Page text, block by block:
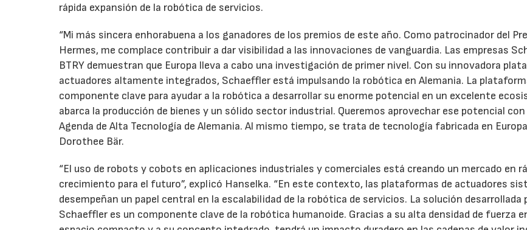
rápida expansión de la robótica de servicios.
“Mi más sincera enhorabuena a los ganadores de los premios de este año. Como patrocinador del
Hermes, me complace contribuir a dar visibilidad a las innovaciones de vanguardia. Las empresas
BTRY demuestran que Europa lleva a cabo una investigación de primer nivel. Con su innovadora
actuadores altamente integrados, Schaeffler está impulsando la robótica en Alemania. La
componente clave para ayudar a la robótica a desarrollar su enorme potencial en un excelente
abarca la producción de bienes y un sólido sector industrial. Queremos aprovechar ese potencial
Agenda de Alta Tecnología de Alemania. Al mismo tiempo, se trata de tecnología fabricada en
Dorothee Bär.
“El uso de robots y cobots en aplicaciones industriales y comerciales está creando un mercado en
crecimiento para el futuro”, explicó Hanselka. “En este contexto, las plataformas de actuadores
desempeñan un papel central en la escalabilidad de la robótica de servicios. La solución desarrollada
Schaeffler es un componente clave de la robótica humanoide. Gracias a su alta densidad de fuerza